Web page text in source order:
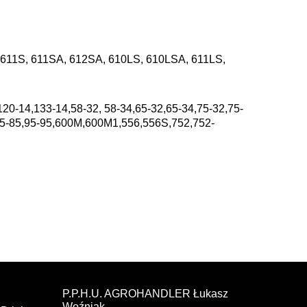
611SA, 612SA, 610LS, 610LSA, 611LS,
14,133-14,58-32, 58-34,65-32,65-34,75-32,75-
85,95-95,600M,600M1,556,556S,752,752-
P.P.H.U. AGROHANDLER Łukasz